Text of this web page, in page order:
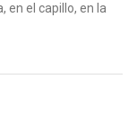
en el capillo, en la